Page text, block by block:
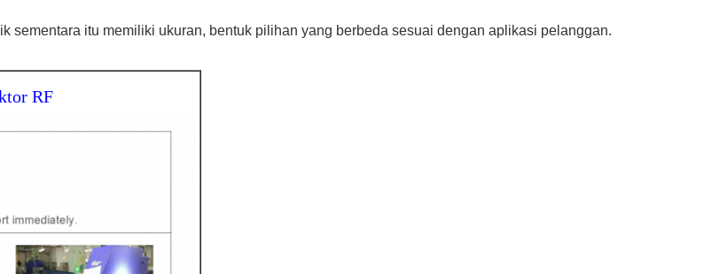
sementara itu memiliki ukuran, bentuk pilihan yang berbeda sesuai dengan aplikasi pelanggan.
RF